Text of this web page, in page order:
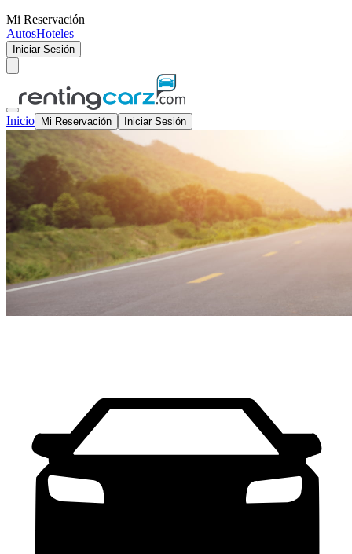
Mi Reservación
AutosHoteles
Iniciar Sesión
Inicio Mi Reservación Iniciar Sesión